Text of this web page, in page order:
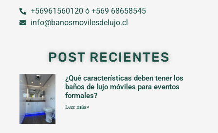
+56961560120 ó +569 68658545
info@banosmovilesdelujo.cl
POST RECIENTES
¿Qué características deben tener los
baños de lujo móviles para eventos
formales?
Leer más»